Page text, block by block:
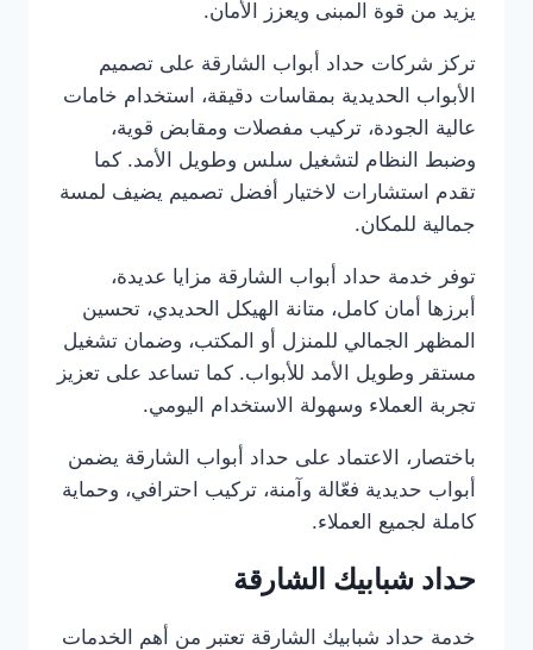
يزيد من قوة المبنى ويعزز الأمان.
تركز شركات حداد أبواب الشارقة على تصميم
الأبواب الحديدية بمقاسات دقيقة، استخدام خامات
عالية الجودة، تركيب مفصلات ومقابض قوية،
وضبط النظام لتشغيل سلس وطويل الأمد. كما
تقدم استشارات لاختيار أفضل تصميم يضيف لمسة
جمالية للمكان.
توفر خدمة حداد أبواب الشارقة مزايا عديدة،
أبرزها أمان كامل، متانة الهيكل الحديدي، تحسين
المظهر الجمالي للمنزل أو المكتب، وضمان تشغيل
مستقر وطويل الأمد للأبواب. كما تساعد على تعزيز
تجربة العملاء وسهولة الاستخدام اليومي.
باختصار، الاعتماد على حداد أبواب الشارقة يضمن
أبواب حديدية فعّالة وآمنة، تركيب احترافي، وحماية
كاملة لجميع العملاء.
حداد شبابيك الشارقة
خدمة حداد شبابيك الشارقة تعتبر من أهم الخدمات